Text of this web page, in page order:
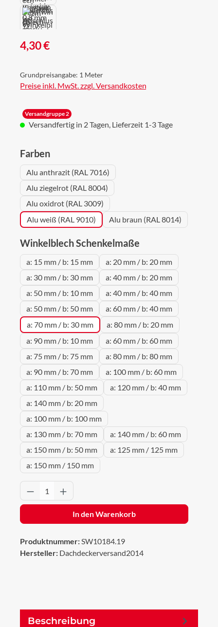
Regulärer Preis:
4,30 €
Grundpreisangabe: 1 Meter
Preise inkl. MwSt. zzgl. Versandkosten
Versandgruppe 2
Versandfertig in 2 Tagen, Lieferzeit 1-3 Tage
Farbenauswählen
Alu anthrazit (RAL 7016)
Alu ziegelrot (RAL 8004)
Alu oxidrot (RAL 3009)
Alu weiß (RAL 9010)
Alu braun (RAL 8014)
Winkelblech Schenkelmaße
a: 15 mm / b: 15 mm
a: 20 mm / b: 20 mm
a: 30 mm / b: 30 mm
a: 40 mm / b: 20 mm
a: 50 mm / b: 10 mm
a: 40 mm / b: 40 mm
a: 50 mm / b: 50 mm
a: 60 mm / b: 40 mm
a: 70 mm / b: 30 mm
a: 80 mm / b: 20 mm
a: 90 mm / b: 10 mm
a: 60 mm / b: 60 mm
a: 75 mm / b: 75 mm
a: 80 mm / b: 80 mm
a: 90 mm / b: 70 mm
a: 100 mm / b: 60 mm
a: 110 mm / b: 50 mm
a: 120 mm / b: 40 mm
a: 140 mm / b: 20 mm
a: 100 mm / b: 100 mm
a: 130 mm / b: 70 mm
a: 140 mm / b: 60 mm
a: 150 mm / b: 50 mm
a: 125 mm / 125 mm
a: 150 mm / 150 mm
Produkt Anzahl: Gib den gewünschten
In den Warenkorb
Produktnummer:SW10184.19
Hersteller: Dachdeckerversand2014
Beschreibung